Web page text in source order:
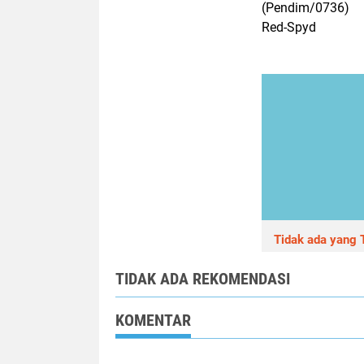
(Pendim/0736)
Red-Spyd
Tidak ada yang
TIDAK ADA REKOMENDASI
KOMENTAR